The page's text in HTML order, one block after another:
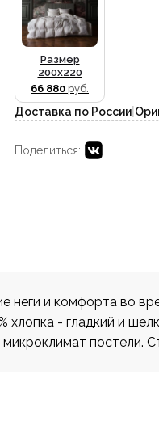
Размер
200x220
66 880 руб.
Доставка по России
Поделиться:
и комфорта во
- гладкий и
постели.